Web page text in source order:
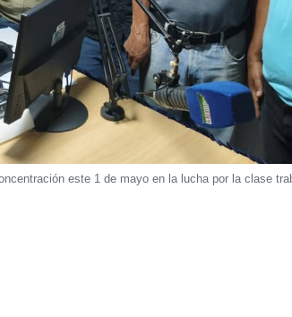
este 1 de mayo en la lucha por la clase